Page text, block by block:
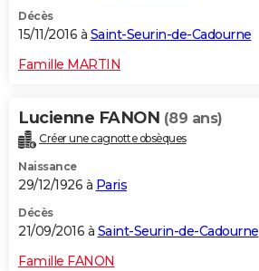
Décès
15/11/2016 à Saint-Seurin-de-Cadourne
Famille MARTIN
Lucienne FANON (89 ans)
Créer une cagnotte obsèques
Naissance
29/12/1926 à Paris
Décès
21/09/2016 à Saint-Seurin-de-Cadourne
Famille FANON